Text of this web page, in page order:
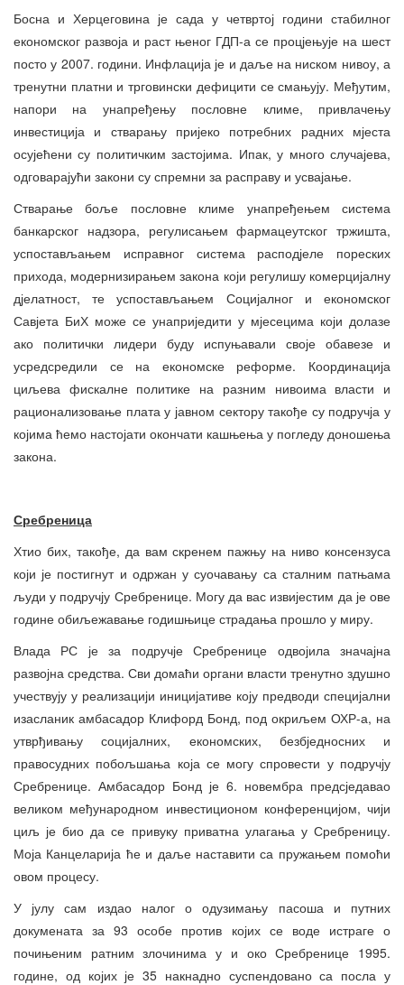
Босна и Херцеговина је сада у четвртој години стабилног
економског развоја и раст њеног ГДП-а се процјењује на шест
посто у 2007. години. Инфлација је и даље на ниском нивоу, а
тренутни платни и трговински дефицити се смањују. Међутим,
напори на унапређењу пословне климе, привлачењу
инвестиција и стварању пријеко потребних радних мјеста
осујећени су политичким застојима. Ипак, у много случајева,
одговарајући закони су спремни за расправу и усвајање.
Стварање боље пословне климе унапређењем система
банкарског надзора, регулисањем фармацеутског тржишта,
успостављањем исправног система расподјеле пореских
прихода, модернизирањем закона који регулишу комерцијалну
дјелатност, те успостављањем Социјалног и економског
Савјета БиХ може се унаприједити у мјесецима који долазе
ако политички лидери буду испуњавали своје обавезе и
усредсредили се на економске реформе. Координација
циљева фискалне политике на разним нивоима власти и
рационализовање плата у јавном сектору такође су подручја у
којима ћемо настојати окончати кашњења у погледу доношења
закона.
Сребреница
Хтио бих, такође, да вам скренем пажњу на ниво консензуса
који је постигнут и одржан у суочавању са сталним патњама
људи у подручју Сребренице. Могу да вас извијестим да је ове
године обиљежавање годишњице страдања прошло у миру.
Влада РС је за подручје Сребренице одвојила значајна
развојна средства. Сви домаћи органи власти тренутно здушно
учествују у реализацији иницијативе коју предводи специјални
изасланик амбасадор Клифорд Бонд, под окриљем ОХР-а, на
утврђивању социјалних, економских, безбједносних и
правосудних побољшања која се могу спровести у подручју
Сребренице. Амбасадор Бонд је 6. новембра предсједавао
великом међународном инвестиционом конференцијом, чији
циљ је био да се привуку приватна улагања у Сребреницу.
Моја Канцеларија ће и даље наставити са пружањем помоћи
овом процесу.
У јулу сам издао налог о одузимању пасоша и путних
докумената за 93 особе против којих се воде истраге о
почињеним ратним злочинима у и око Сребренице 1995.
године, од којих је 35 накнадно суспендовано са посла у